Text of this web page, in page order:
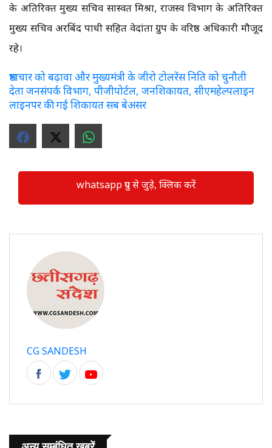
के अतिरिक्त मुख्य सचिव सास्वत मिश्रा, राजस्व विभाग के अतिरिक्त
मुख्य सचिव अरबिंद पाधी सहित वेदांता ग्रुप के वरिष्ठ अधिकारी मौजूद
रहे।
भ्रष्टाचार को बढ़ावा और मुख्यमंत्री के जीरो टोलरेंस निति को चुनौती
देता जनसंपर्क विभाग, पीजीपोर्टल, जनशिकायत, सीएमहेल्पलाइन
लाइनपर की गई शिकायत सब बेअसर
whatsapp ग्रुप से जुड़े, क्लिक करें
CG SANDESH